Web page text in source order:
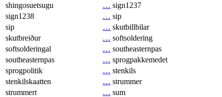
shingosuetsugu
… sign1237
sign1238
… sip
sip
… skutbillbilar
skutbreiður
… softsoldering
softsolderingal
… southeasternpas
southeasternpas
… sprogpakkemedet
sprogpolitik
… stenkils
stenkilskaatten
… strummer
strummert
… sum